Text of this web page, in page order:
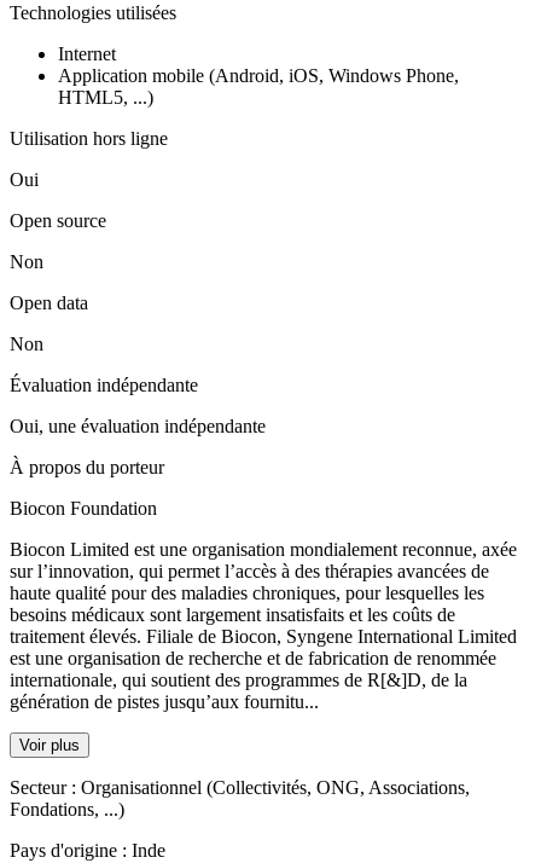
Technologies utilisées
Internet
Application mobile (Android, iOS, Windows Phone,
HTML5, ...)
Utilisation hors ligne
Oui
Open source
Non
Open data
Non
Évaluation indépendante
Oui, une évaluation indépendante
À propos du porteur
Biocon Foundation
Biocon Limited est une organisation mondialement reconnue, axée
sur l’innovation, qui permet l’accès à des thérapies avancées de
haute qualité pour des maladies chroniques, pour lesquelles les
besoins médicaux sont largement insatisfaits et les coûts de
traitement élevés. Filiale de Biocon, Syngene International Limited
est une organisation de recherche et de fabrication de renommée
internationale, qui soutient des programmes de R[&]D, de la
génération de pistes jusqu’aux fournitu...
Voir plus
Secteur : Organisationnel (Collectivités, ONG, Associations,
Fondations, ...)
Pays d'origine : Inde